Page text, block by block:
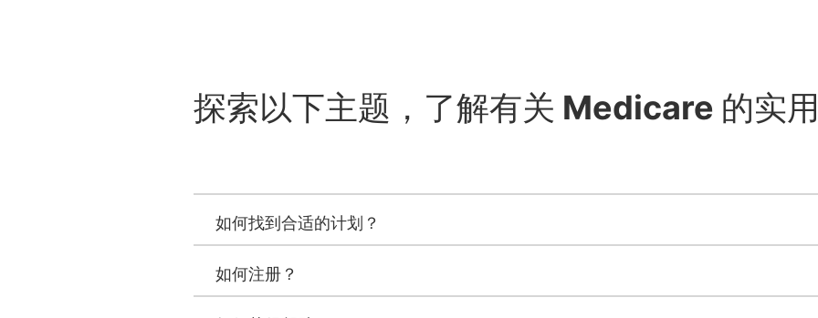
探索以下主题，了解有关 Medicare 的实
如何找到合适的计划？
如何注册？